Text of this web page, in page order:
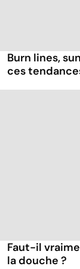
Burn lines,
ces
Faut-il
la douche ?